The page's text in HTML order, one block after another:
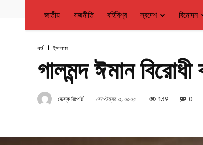
জাতীয় রাজনীতি বর্হিবিশ্ব স্বদেশ বিনোদন
ধর্ম ইসলাম
গালমন্দ ঈমান
ডেস্ক রিপোর্ট সেপ্টেম্বর ৩, ২০২৫ 139 0